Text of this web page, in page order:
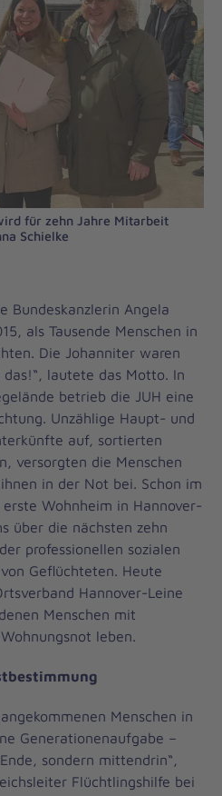
für zehn Jahre Mitarbeit
Schielke
Bundeskanzlerin Angela
als Tausende Menschen in
Die Johanniter waren
lautete das Motto. In
betrieb die JUH eine
Unzählige Haupt- und
auf, sortierten
versorgten die Menschen
in der Not bei. Schon im
Wohnheim in Hannover-
über die nächsten zehn
professionellen sozialen
Geflüchteten. Heute
Hannover-Leine
Menschen mit
leben.
Menschen in
Generationenaufgabe –
sondern mittendrin“,
Flüchtlingshilfe bei